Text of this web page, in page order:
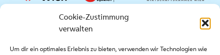
Cookie-Zustimmung
verwalten
Um dir ein optimales Erlebnis zu bieten, verwenden wir Technologien wie